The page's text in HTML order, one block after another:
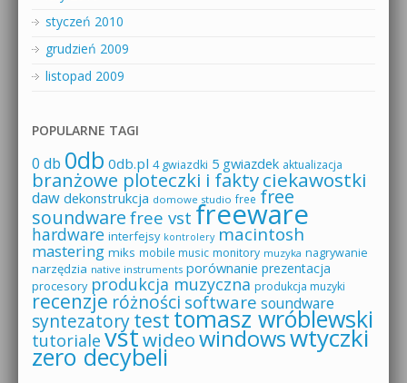
styczeń 2010
grudzień 2009
listopad 2009
POPULARNE TAGI
0 db 0db 0db.pl 4 gwiazdki 5 gwiazdek aktualizacja
branżowe ploteczki i faktyciekawostki
daw dekonstrukcja domowe studio free free
soundware free vst freeware
hardware interfejsy kontrolery macintosh
mastering miks mobile music monitory muzyka nagrywanie
narzędzia native instruments porównanie prezentacja
procesory produkcja muzyczna produkcja muzyki
recenzje różności software soundware
syntezatorytesttomasz wróblewski
tutoriale vstwideowindowswtyczki
zero decybeli